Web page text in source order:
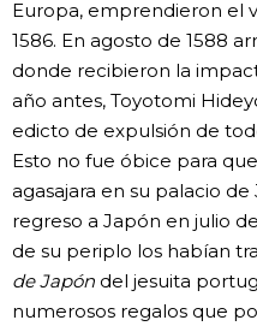
Europa, emprendieron el
1586. En agosto de 1588
donde recibieron la
año antes, Toyotomi
edicto de expulsión de
Esto no fue óbice para
agasajara en su palacio de
regreso a Japón en julio
de su periplo los habían
de Japóndel jesuita
numerosos regalos que